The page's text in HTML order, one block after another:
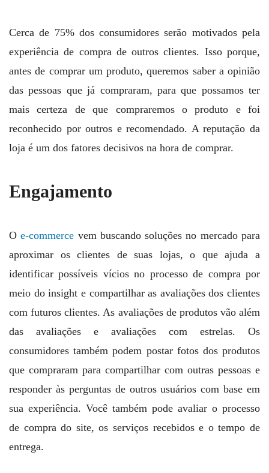
Cerca de 75% dos consumidores serão motivados pela
experiência de compra de outros clientes. Isso porque,
antes de comprar um produto, queremos saber a opinião
das pessoas que já compraram, para que possamos ter
mais certeza de que compraremos o produto e foi
reconhecido por outros e recomendado. A reputação da
loja é um dos fatores decisivos na hora de comprar.
Engajamento
Oe-commerce vem buscando soluções no mercado para
aproximar os clientes de suas lojas, o que ajuda a
identificar possíveis vícios no processo de compra por
meio do insight e compartilhar as avaliações dos clientes
com futuros clientes. As avaliações de produtos vão além
das avaliações e avaliações com estrelas. Os
consumidores também podem postar fotos dos produtos
que compraram para compartilhar com outras pessoas e
responder às perguntas de outros usuários com base em
sua experiência. Você também pode avaliar o processo
de compra do site, os serviços recebidos e o tempo de
entrega.